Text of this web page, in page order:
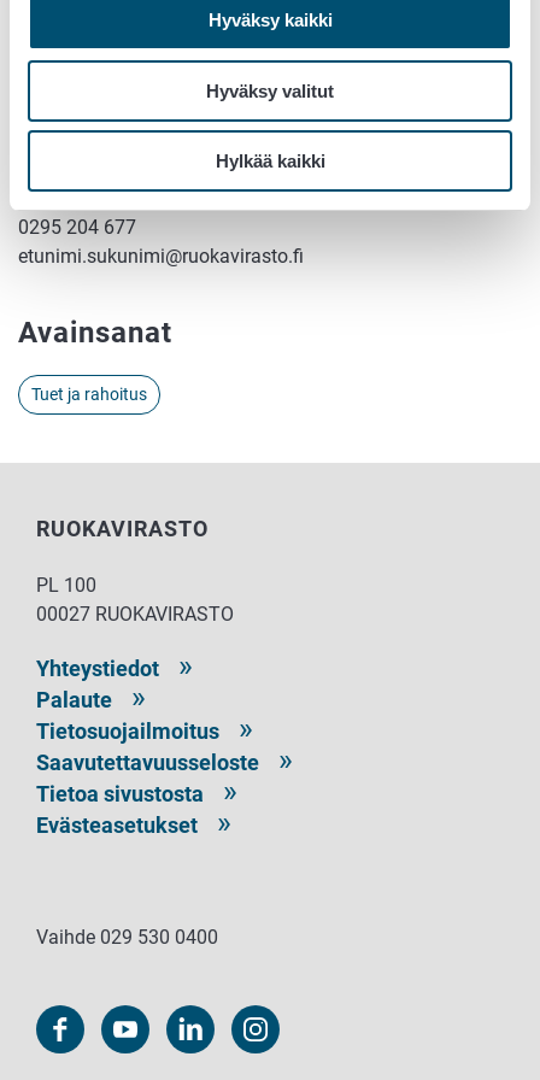
Hyväksy kaikki
Hyväksy valitut
Hylkää kaikki
Lisätiedot tuesta ja sen hakemisesta:
www.ruokavirasto.fi/koronarahoitus
Yritys-Suomen puhelinpalvelu, puh. 0295 020 500
Alueelliset ELY-keskukset:www.ely-keskus.fi
Johtava asiantuntija Reijo Martikainen
0295 204 677
etunimi.sukunimi@ruokavirasto.fi
Avainsanat
Tuet ja rahoitus
RUOKAVIRASTO
PL 100
00027 RUOKAVIRASTO
Yhteystiedot
Palaute
Tietosuojailmoitus
Saavutettavuusseloste
Tietoa sivustosta
Evästeasetukset
Vaihde 029 530 0400